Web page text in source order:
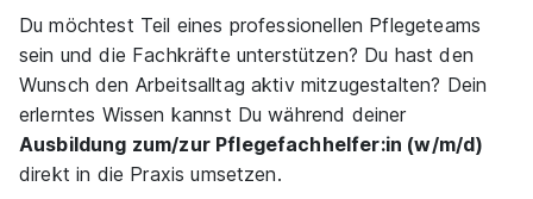
Ausbildung zum/ zur Pflegefachmann/ - frau
(w/m/d)
KORIAN Deutschland
01.10.2026
59329 Wadersloh
Du möchtest Teil eines professionellen Pflegeteams
sein und die Fachkräfte unterstützen? Du hast den
Wunsch den Arbeitsalltag aktiv mitzugestalten? Dein
erlerntes Wissen kannst Du während deiner
Ausbildung zum/zur Pflegefachhelfer:in (w/m/d)
direkt in die Praxis umsetzen.